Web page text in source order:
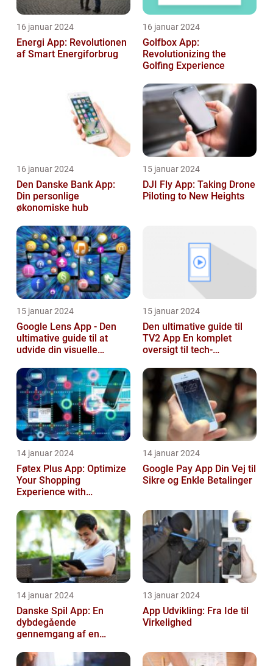
16 januar 2024
Energi App: Revolutionen
af Smart Energiforbrug
16 januar 2024
Golfbox App:
Revolutionizing the
Golfing Experience
16 januar 2024
Den Danske Bank App:
Din personlige
økonomiske hub
15 januar 2024
DJI Fly App: Taking Drone
Piloting to New Heights
15 januar 2024
Google Lens App - Den
ultimative guide til at
udvide din visuelle
15 januar 2024
Den ultimative guide til
TV2 App En komplet
oversigt til tech-
14 januar 2024
Føtex Plus App: Optimize
Your Shopping
Experience with
14 januar 2024
Google Pay App Din Vej til
Sikre og Enkle Betalinger
14 januar 2024
Danske Spil App: En
dybdegående
gennemgang af en
spiloplevelse
13 januar 2024
App Udvikling: Fra Ide til
Virkelighed